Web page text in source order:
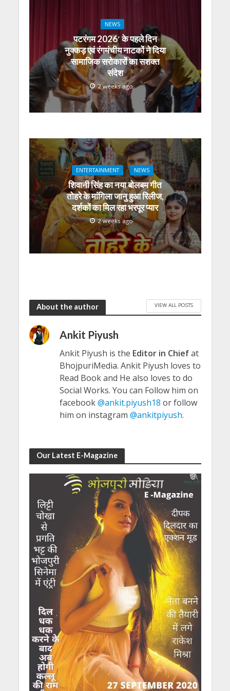
NEWS
पटरंगम 2026′ के पहले दिन
नुक्कड़ एवं रंगमंचीय नाटकों ने दिया
सामाजिक सरोकारों का सशक्त
संदेश
2 weeks ago
ENTERTAINMENT NEWS
शिवानी सिंह का नया बोलबम गीत
तोहरे के मांगिला जानु हुआ रिलीज,
दर्शकों का मिल रहा भरपूर प्यार
2 weeks ago
About the author VIEW ALL POSTS
Ankit Piyush
Ankit Piyush is the Editor in Chiefat
BhojpuriMedia. Ankit Piyush loves to
Read Book and He also loves to do
Social Works. You can Follow him on
facebook@ankit.piyush18 or follow
him on instagram @ankitpiyush.
Our Latest E-Magazine